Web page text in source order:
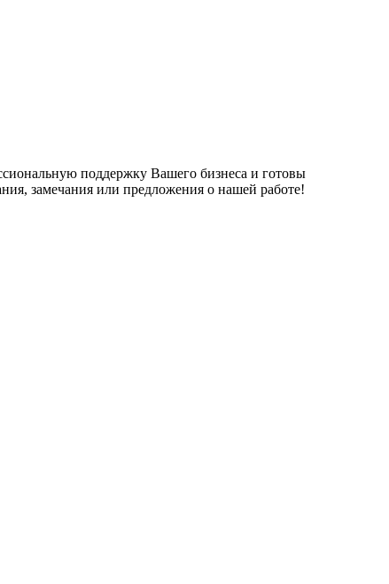
поддержку Вашего бизнеса и готовы
замечания или предложения о нашей работе!